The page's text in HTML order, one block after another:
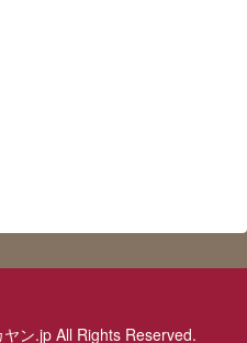
ン.jp All Rights Reserved.